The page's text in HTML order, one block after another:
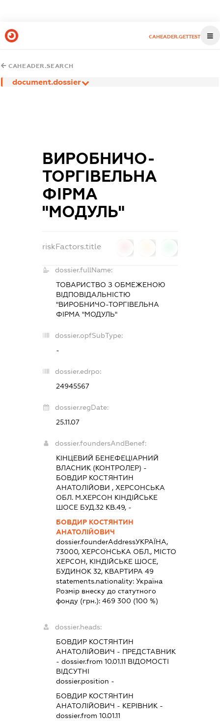
CAHEADER.GETTEST
CAHEADER.SEARCH
document.dossier
ВИРОБНИЧО-
ТОРГІВЕЛЬНА
ФІРМА
"МОДУЛЬ"
riskFactors.title
dossier.fullName:
ТОВАРИСТВО З ОБМЕЖЕНОЮ
ВІДПОВІДАЛЬНІСТЮ
"ВИРОБНИЧО-ТОРГІВЕЛЬНА
ФІРМА "МОДУЛЬ"
dossier.opfSubType:
-
dossier.edrpo:
24945567
dossier.regDate:
25.11.07
dossier.foundersAndBenef:
КІНЦЕВИЙ БЕНЕФЕЦІАРНИЙ
ВЛАСНИК (КОНТРОЛЕР) -
БОВДИР КОСТЯНТИН
АНАТОЛІЙОВИ , ХЕРСОНСЬКА
ОБЛ. М.ХЕРСОН КІНДІЙСЬКЕ
ШОСЕ БУД.32 КВ.49, -
БОВДИР КОСТЯНТИН
АНАТОЛІЙОВИЧ
dossier.founderAddressУКРАЇНА,
73000, ХЕРСОНСЬКА ОБЛ., МІСТО
ХЕРСОН, КІНДІЙСЬКЕ ШОСЕ,
БУДИНОК 32, КВАРТИРА 49
statements.nationality:Україна
Розмір внеску до статутного
фонду (грн.):469 300 (100 %)
dossier.heads:
БОВДИР КОСТЯНТИН
АНАТОЛІЙОВИЧ - ПРЕДСТАВНИК
- dossier.from 10.01.11 ВІДОМОСТІ
ВІДСУТНІ
dossier.position -
БОВДИР КОСТЯНТИН
АНАТОЛІЙОВИЧ - КЕРІВНИК -
dossier.from 10.01.11